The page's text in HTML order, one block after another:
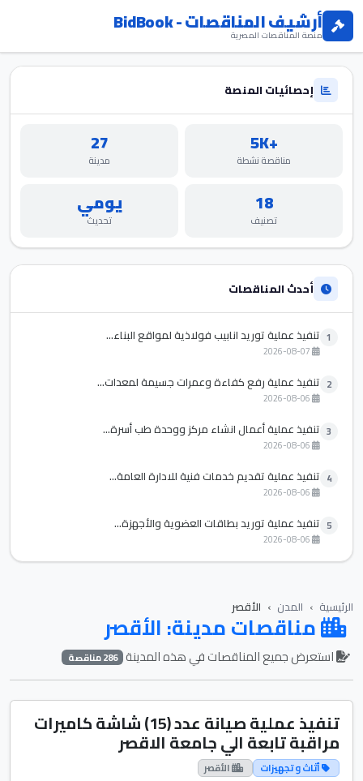
أرشيف المناقصات - BidBook
منصة المناقصات المصرية
إحصائيات المنصة
+5K
مناقصة نشطة
27
مدينة
18
تصنيف
يومي
تحديث
أحدث المناقصات
1 تنفيذ عملية توريد انابيب فولاذية لمواقع البناء...
2 تنفيذ عملية رفع كفاءة وعمرات جسيمة لمعدات...
3 تنفيذ عملية أعمال انشاء مركز ووحدة طب أسرة...
4 تنفيذ عملية تقديم خدمات فنية للادارة العامة...
5 تنفيذ عملية توريد بطاقات العضوية والأجهزة...
الرئيسية المدن الأقصر
مناقصات مدينة: الأقصر
استعرض جميع المناقصات في هذه المدينة 286 مناقصة
تنفيذ عملية صيانة عدد (15) شاشة كاميرات
مراقبة تابعة الي جامعة الاقصر
أثاث و تجهيزات الأقصر